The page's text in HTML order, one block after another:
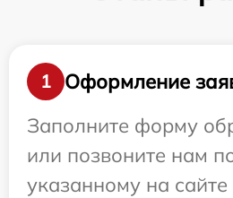
1
Оформление
Заполните форму
или позвоните нам
указанному на сайте